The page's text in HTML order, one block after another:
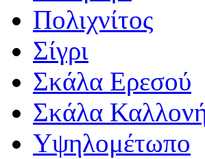
Πολιχνίτος
Σίγρι
Σκάλα Ερεσού
Σκάλα
Υψηλομέτωπο